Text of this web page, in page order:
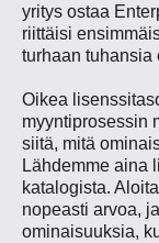
yritys ostaa
riittäisi
turhaan tuhansia
Oikea
myyntiprosessin
siitä, mitä
Lähdemme aina
katalogista.
nopeasti arvoa,
ominaisuuksia,